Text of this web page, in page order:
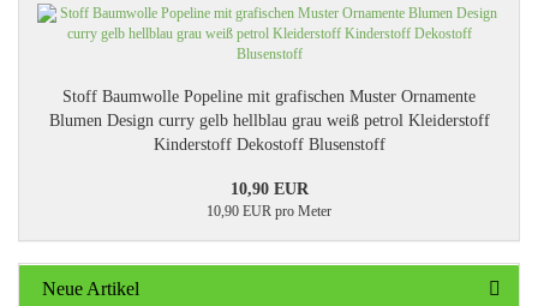
Stoff Baumwolle Popeline mit grafischen Muster Ornamente
Blumen Design curry gelb hellblau grau weiß petrol Kleiderstoff
Kinderstoff Dekostoff Blusenstoff
10,90 EUR
10,90 EUR pro Meter
Neue Artikel